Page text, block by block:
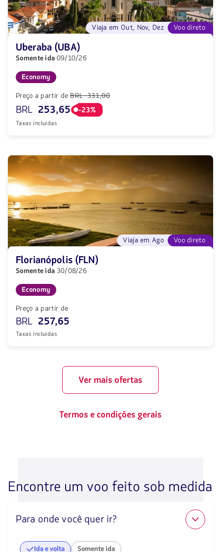
Voo direto
Viaja em Out, Nov, Dez
Uberaba (UBA)
Somente ida 09/10/26
Economy
Preço a partir de BRL 331,00
BRL 253,65 -23%
Taxas incluídas
Voo direto
Viaja em Ago
Florianópolis (FLN)
Somente ida 30/08/26
Economy
Preço a partir de
BRL 257,65
Taxas incluídas
Ver mais ofertas
Termos e condições gerais
Encontre um voo feito sob medida
Para onde você quer ir?
Ida e volta Somente ida